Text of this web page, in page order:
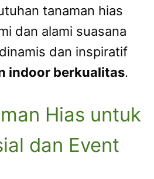
tanaman hias
dan alami suasana
dan inspiratif
indoor berkualitas.
Hias untuk
dan Event